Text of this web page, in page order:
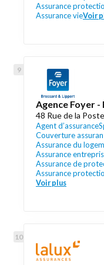
Assurance
Assurance vieVoir
Agence Foyer
48 Rue de la
Agent d’assurance
Couverture
Assurance du
Assurance
Assurance de
Assurance
Voir plus